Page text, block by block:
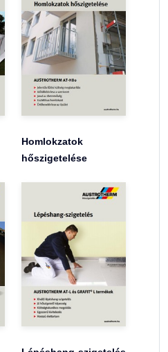
Homlokzatok
hőszigetelése